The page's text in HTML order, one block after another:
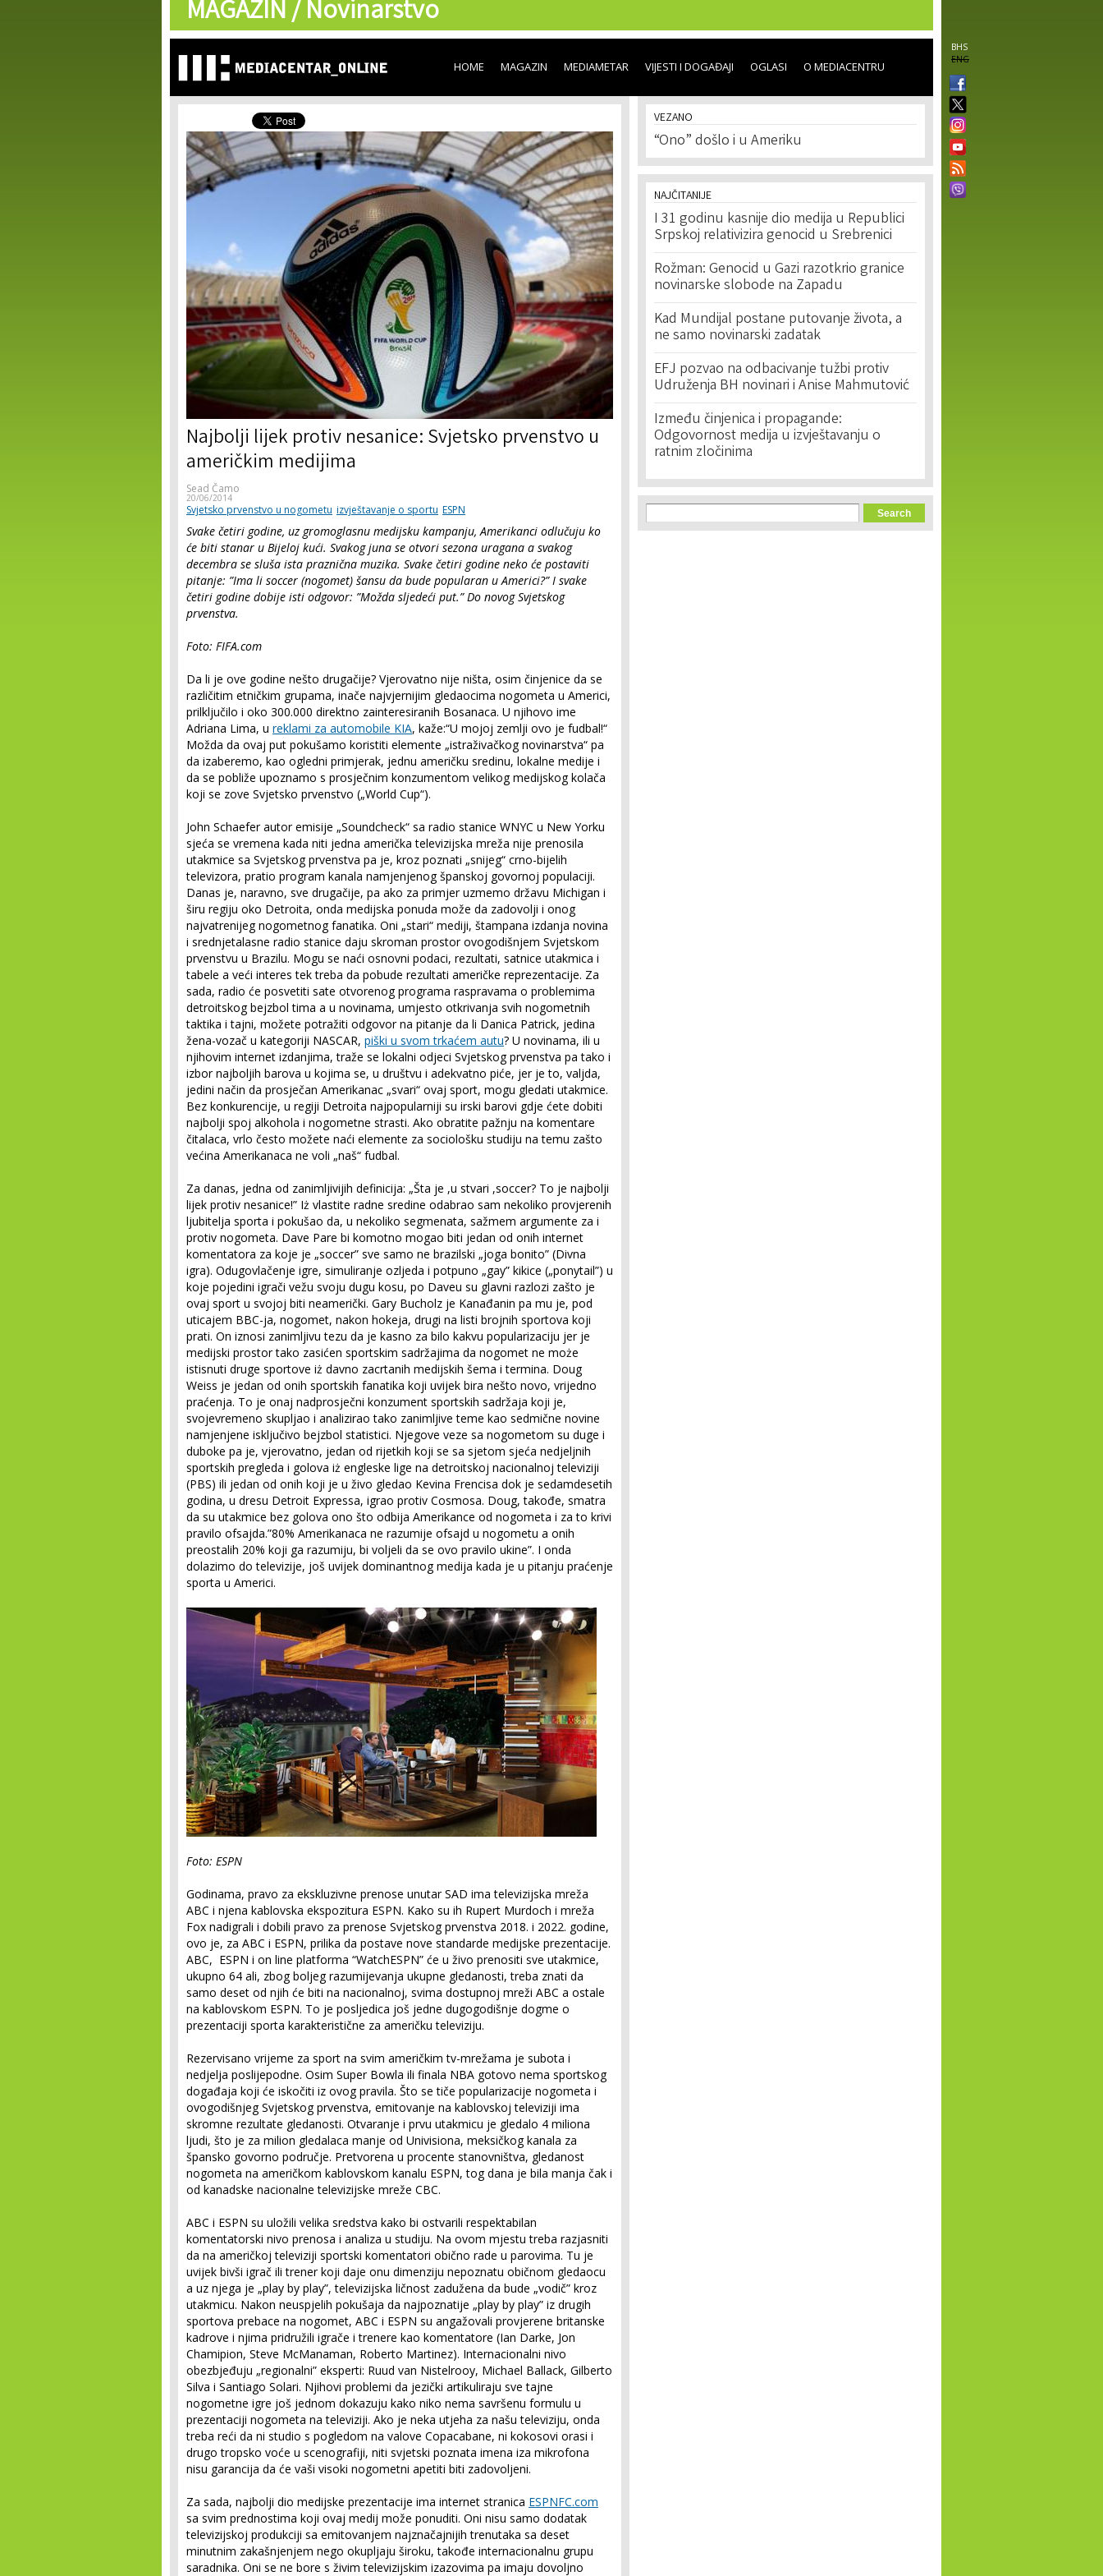
content
MAGAZIN /Novinarstvo
BHS
ENG
HOME MAGAZIN MEDIAMETAR VIJESTI I DOGAĐAJI OGLASI O MEDIACENTRU
Najbolji lijek protiv nesanice: Svjetsko prvenstvo u
američkim medijima
Sead Čamo
20/06/2014
Svjetsko prvenstvo u nogometu izvještavanje o sportu ESPN
Svake četiri godine, uz gromoglasnu medijsku kampanju, Amerikanci odlučuju ko
će biti stanar u Bijeloj kući. Svakog juna se otvori sezona uragana a svakog
decembra se sluša ista praznična muzika. Svake četiri godine neko će postaviti
pitanje: ”Ima li soccer (nogomet) šansu da bude popularan u Americi?” I svake
četiri godine dobije isti odgovor: ”Možda sljedeći put.” Do novog Svjetskog
prvenstva.
Foto: FIFA.com
Da li je ove godine nešto drugačije? Vjerovatno nije ništa, osim činjenice da se
različitim etničkim grupama, inače najvjernijim gledaocima nogometa u Americi,
prilključilo i oko 300.000 direktno zainteresiranih Bosanaca. U njihovo ime
Adriana Lima, u reklami za automobile KIA, kaže:“U mojoj zemlji ovo je fudbal!“
Možda da ovaj put pokušamo koristiti elemente „istraživačkog novinarstva“ pa
da izaberemo, kao ogledni primjerak, jednu američku sredinu, lokalne medije i
da se pobliže upoznamo s prosječnim konzumentom velikog medijskog kolača
koji se zove Svjetsko prvenstvo („World Cup“).
John Schaefer autor emisije „Soundcheck“ sa radio stanice WNYC u New Yorku
sjeća se vremena kada niti jedna američka televizijska mreža nije prenosila
utakmice sa Svjetskog prvenstva pa je, kroz poznati „snijeg“ crno-bijelih
televizora, pratio program kanala namjenjenog španskoj govornoj populaciji.
Danas je, naravno, sve drugačije, pa ako za primjer uzmemo državu Michigan i
širu regiju oko Detroita, onda medijska ponuda može da zadovolji i onog
najvatrenijeg nogometnog fanatika. Oni „stari“ mediji, štampana izdanja novina
i srednjetalasne radio stanice daju skroman prostor ovogodišnjem Svjetskom
prvenstvu u Brazilu. Mogu se naći osnovni podaci, rezultati, satnice utakmica i
tabele a veći interes tek treba da pobude rezultati američke reprezentacije. Za
sada, radio će posvetiti sate otvorenog programa raspravama o problemima
detroitskog bejzbol tima a u novinama, umjesto otkrivanja svih nogometnih
taktika i tajni, možete potražiti odgovor na pitanje da li Danica Patrick, jedina
žena-vozač u kategoriji NASCAR, piški u svom trkaćem autu? U novinama, ili u
njihovim internet izdanjima, traže se lokalni odjeci Svjetskog prvenstva pa tako i
izbor najboljih barova u kojima se, u društvu i adekvatno piće, jer je to, valjda,
jedini način da prosječan Amerikanac „svari“ ovaj sport, mogu gledati utakmice.
Bez konkurencije, u regiji Detroita najpopularniji su irski barovi gdje ćete dobiti
najbolji spoj alkohola i nogometne strasti. Ako obratite pažnju na komentare
čitalaca, vrlo često možete naći elemente za sociološku studiju na temu zašto
većina Amerikanaca ne voli „naš“ fudbal.
Za danas, jedna od zanimljivijih definicija: „Šta je ,u stvari ,soccer? To je najbolji
lijek protiv nesanice!” Iż vlastite radne sredine odabrao sam nekoliko provjerenih
ljubitelja sporta i pokušao da, u nekoliko segmenata, sažmem argumente za i
protiv nogometa. Dave Pare bi komotno mogao biti jedan od onih internet
komentatora za koje je „soccer” sve samo ne brazilski „joga bonito” (Divna
igra). Odugovlačenje igre, simuliranje ozljeda i potpuno „gay” kikice („ponytail”) u
koje pojedini igrači vežu svoju dugu kosu, po Daveu su glavni razlozi zašto je
ovaj sport u svojoj biti neamerički. Gary Bucholz je Kanađanin pa mu je, pod
uticajem BBC-ja, nogomet, nakon hokeja, drugi na listi brojnih sportova koji
prati. On iznosi zanimljivu tezu da je kasno za bilo kakvu popularizaciju jer je
medijski prostor tako zasićen sportskim sadržajima da nogomet ne może
istisnuti druge sportove iż davno zacrtanih medijskih šema i termina. Doug
Weiss je jedan od onih sportskih fanatika koji uvijek bira nešto novo, vrijedno
praćenja. To je onaj nadprosječni konzument sportskih sadržaja koji je,
svojevremeno skupljao i analizirao tako zanimljive teme kao sedmične novine
namjenjene isključivo bejzbol statistici. Njegove veze sa nogometom su duge i
duboke pa je, vjerovatno, jedan od rijetkih koji se sa sjetom sjeća nedjeljnih
sportskih pregleda i golova iż engleske lige na detroitskoj nacionalnoj televiziji
(PBS) ili jedan od onih koji je u živo gledao Kevina Frencisa dok je sedamdesetih
godina, u dresu Detroit Expressa, igrao protiv Cosmosa. Doug, takođe, smatra
da su utakmice bez golova ono što odbija Amerikance od nogometa i za to krivi
pravilo ofsajda.”80% Amerikanaca ne razumije ofsajd u nogometu a onih
preostalih 20% koji ga razumiju, bi voljeli da se ovo pravilo ukine”. I onda
dolazimo do televizije, još uvijek dominantnog medija kada je u pitanju praćenje
sporta u Americi.
Foto: ESPN
Godinama, pravo za ekskluzivne prenose unutar SAD ima televizijska mreža
ABC i njena kablovska ekspozitura ESPN. Kako su ih Rupert Murdoch i mreža
Fox nadigrali i dobili pravo za prenose Svjetskog prvenstva 2018. i 2022. godine,
ovo je, za ABC i ESPN, prilika da postave nove standarde medijske prezentacije.
ABC, ESPN i on line platforma “WatchESPN” će u živo prenositi sve utakmice,
ukupno 64 ali, zbog boljeg razumijevanja ukupne gledanosti, treba znati da
samo deset od njih će biti na nacionalnoj, svima dostupnoj mreži ABC a ostale
na kablovskom ESPN. To je posljedica još jedne dugogodišnje dogme o
prezentaciji sporta karakteristične za američku televiziju.
Rezervisano vrijeme za sport na svim američkim tv-mrežama je subota i
nedjelja poslijepodne. Osim Super Bowla ili finala NBA gotovo nema sportskog
događaja koji će iskočiti iz ovog pravila. Što se tiče popularizacije nogometa i
ovogodišnjeg Svjetskog prvenstva, emitovanje na kablovskoj televiziji ima
skromne rezultate gledanosti. Otvaranje i prvu utakmicu je gledalo 4 miliona
ljudi, što je za milion gledalaca manje od Univisiona, meksičkog kanala za
špansko govorno područje. Pretvorena u procente stanovništva, gledanost
nogometa na američkom kablovskom kanalu ESPN, tog dana je bila manja čak i
od kanadske nacionalne televizijske mreže CBC.
ABC i ESPN su uložili velika sredstva kako bi ostvarili respektabilan
komentatorski nivo prenosa i analiza u studiju. Na ovom mjestu treba razjasniti
da na američkoj televiziji sportski komentatori obično rade u parovima. Tu je
uvijek bivši igrač ili trener koji daje onu dimenziju nepoznatu običnom gledaocu
a uz njega je „play by play”, televizijska ličnost zadužena da bude „vodič” kroz
utakmicu. Nakon neuspjelih pokušaja da najpoznatije „play by play” iz drugih
sportova prebace na nogomet, ABC i ESPN su angažovali provjerene britanske
kadrove i njima pridružili igrače i trenere kao komentatore (Ian Darke, Jon
Chamipion, Steve McManaman, Roberto Martinez). Internacionalni nivo
obezbjeđuju „regionalni” eksperti: Ruud van Nistelrooy, Michael Ballack, Gilberto
Silva i Santiago Solari. Njihovi problemi da jezički artikuliraju sve tajne
nogometne igre još jednom dokazuju kako niko nema savršenu formulu u
prezentaciji nogometa na televiziji. Ako je neka utjeha za našu televiziju, onda
treba reći da ni studio s pogledom na valove Copacabane, ni kokosovi orasi i
drugo tropsko voće u scenografiji, niti svjetski poznata imena iza mikrofona
nisu garancija da će vaši visoki nogometni apetiti biti zadovoljeni.
Za sada, najbolji dio medijske prezentacije ima internet stranica ESPNFC.com
sa svim prednostima koji ovaj medij može ponuditi. Oni nisu samo dodatak
televizijskoj produkciji sa emitovanjem najznačajnijih trenutaka sa deset
minutnim zakašnjenjem nego okupljaju široku, takođe internacionalnu grupu
saradnika. Oni se ne bore s živim televizijskim izazovima pa imaju dovoljno
VEZANO
“Ono” došlo i u Ameriku
NAJČITANIJE
I 31 godinu kasnije dio medija u Republici
Srpskoj relativizira genocid u Srebrenici
Rožman: Genocid u Gazi razotkrio granice
novinarske slobode na Zapadu
Kad Mundijal postane putovanje života, a
ne samo novinarski zadatak
EFJ pozvao na odbacivanje tužbi protiv
Udruženja BH novinari i Anise Mahmutović
Između činjenica i propagande:
Odgovornost medija u izvještavanju o
ratnim zločinima
Search form
Search